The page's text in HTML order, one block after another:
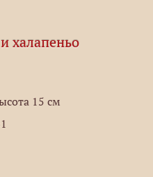
халапеньо
15 см